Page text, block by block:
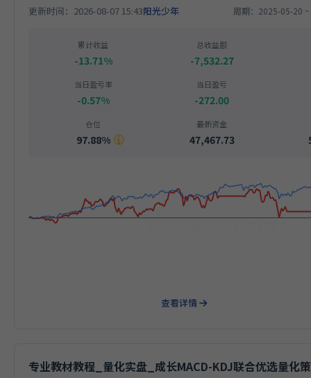
更新时间：2026-08-07 15:43阳光少年 周期：2025-05-20
累计收益
-13.71%
总收益额
-7,532.27
当日盈亏率
-0.57%
当日盈亏
-272.00
仓位
97.88%
最新资金
47,467.73
查看详情
专业教材教程_量化实盘_成长MACD-KDJ联合优选量化